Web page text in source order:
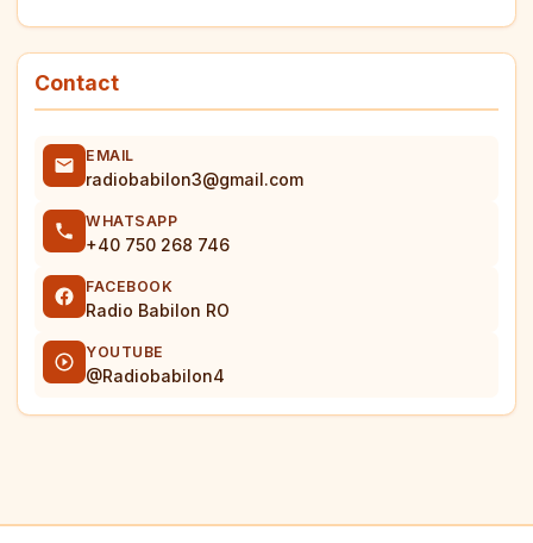
Contact
EMAIL
radiobabilon3@gmail.com
WHATSAPP
+40 750 268 746
FACEBOOK
Radio Babilon RO
YOUTUBE
@Radiobabilon4